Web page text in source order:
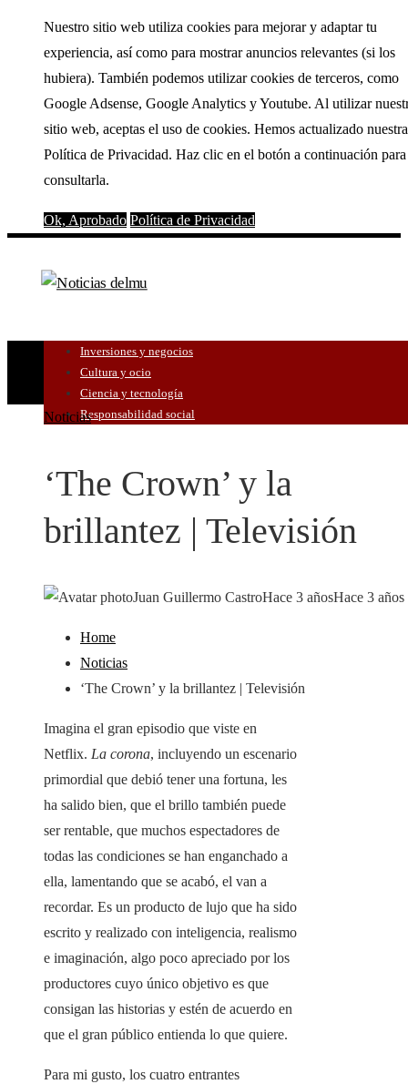
Nuestro sitio web utiliza cookies para mejorar y adaptar tu
experiencia, así como para mostrar anuncios relevantes (si los
hubiera). También podemos utilizar cookies de terceros, como
Google Adsense, Google Analytics y Youtube. Al utilizar
sitio web, aceptas el uso de cookies. Hemos actualizado nuestra
Política de Privacidad. Haz clic en el botón a continuación para
consultarla.
Ok, Aprobado Política de Privacidad
Inversiones y negocios
Cultura y ocio
Ciencia y tecnología
Responsabilidad social
Noticias
‘The Crown’ y la
brillantez | Televisión
Juan Guillermo CastroHace 3 añosHace 3 años
Home
Noticias
‘The Crown’ y la brillantez | Televisión
Imagina el gran episodio que viste en
Netflix. La corona, incluyendo un escenario
primordial que debió tener una fortuna, les
ha salido bien, que el brillo también puede
ser rentable, que muchos espectadores de
todas las condiciones se han enganchado a
ella, lamentando que se acabó, el van a
recordar. Es un producto de lujo que ha sido
escrito y realizado con inteligencia, realismo
e imaginación, algo poco apreciado por los
productores cuyo único objetivo es que
consigan las historias y estén de acuerdo en
que el gran público entienda lo que quiere.
Para mi gusto, los cuatro entrantes